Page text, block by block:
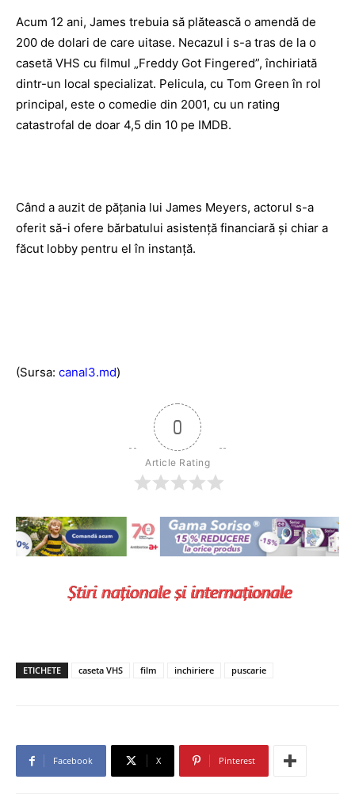
Acum 12 ani, James trebuia să plătească o amendă de
200 de dolari de care uitase. Necazul i s-a tras de la o
casetă VHS cu filmul „Freddy Got Fingered”, închiriată
dintr-un local specializat. Pelicula, cu Tom Green în rol
principal, este o comedie din 2001, cu un rating
catastrofal de doar 4,5 din 10 pe IMDB.
Când a auzit de păţania lui James Meyers, actorul s-a
oferit să-i ofere bărbatului asistenţă financiară şi chiar a
făcut lobby pentru el în instanţă.
(Sursa: canal3.md)
0
Article Rating
ETICHETE caseta VHS film inchiriere puscarie
Facebook X Pinterest